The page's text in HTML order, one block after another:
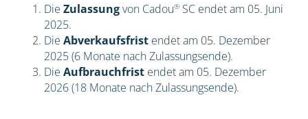
Die Zulassungvon Cadou®SC endet am 05. Juni
2025.
Die Abverkaufsfristendet am 05. Dezember
2025 (6 Monate nach Zulassungsende).
Die Aufbrauchfristendet am 05. Dezember
2026 (18 Monate nach Zulassungsende).